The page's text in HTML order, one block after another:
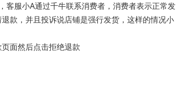
客服小A通过千牛联系消费者，消费者表示正常发
款，并且投诉说店铺是强行发货，这样的情况小
面然后点击拒绝退款